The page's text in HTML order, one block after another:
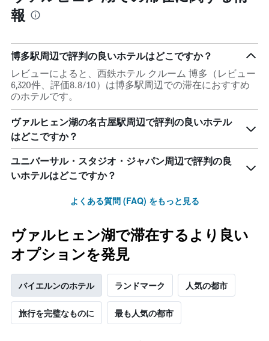
報
博多駅周辺で評判の良いホテルはどこですか？
レビューによると、西鉄ホテル クルーム 博多（レビュー
6,320件、評価8.8/10）は博多駅周辺での滞在におすすめ
のホテルです。
ヴァルヒェン湖の名古屋駅周辺で評判の良いホテル
はどこですか？
ユニバーサル・スタジオ・ジャパン周辺で評判の良
いホテルはどこですか？
よくある質問 (FAQ) をもっと見る
ヴァルヒェン湖で滞在するより良い
オプションを発見
バイエルンのホテル ランドマーク 人気の都市
旅行を完璧なものに 最も人気の都市